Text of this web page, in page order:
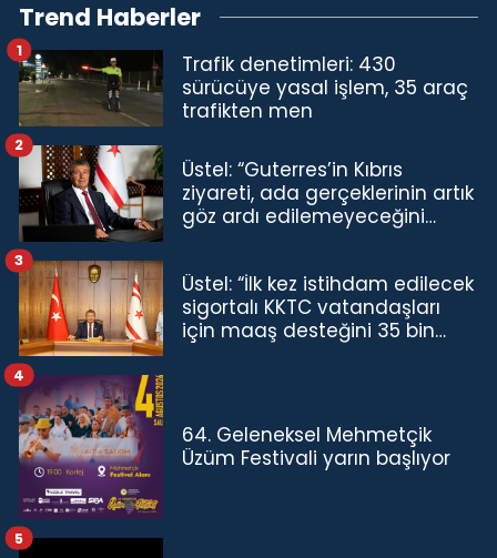
Trend Haberler
Trafik denetimleri: 430
sürücüye yasal işlem, 35 araç
trafikten men
1
Üstel: “Guterres’in Kıbrıs
ziyareti, ada gerçeklerinin artık
göz ardı edilemeyeceğini
2
Üstel: “İlk kez istihdam edilecek
sigortalı KKTC vatandaşları
için maaş desteğini 35 bin
3
64. Geleneksel Mehmetçik
Üzüm Festivali yarın başlıyor
4
5